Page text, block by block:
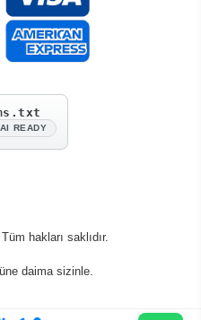
AI READY
hakları saklıdır.
daima sizinle.